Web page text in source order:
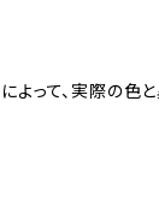
よって、実際の色